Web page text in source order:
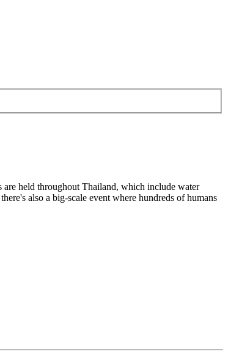
held throughout Thailand, which include water
also a big-scale event where hundreds of humans